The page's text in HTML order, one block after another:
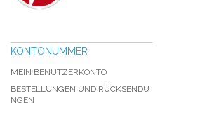
KONTONUMMER
MEIN BENUTZERKONTO
BESTELLUNGEN UND RÜCKSENDU
NGEN